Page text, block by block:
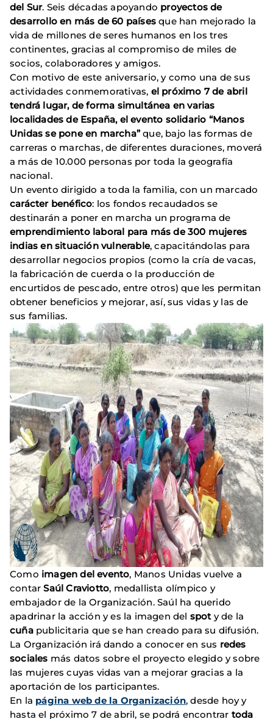
del Sur. Seis décadas apoyando proyectos de
desarrollo en más de 60 países que han mejorado la
vida de millones de seres humanos en los tres
continentes, gracias al compromiso de miles de
socios, colaboradores y amigos.
Con motivo de este aniversario, y como una de sus
actividades conmemorativas, el próximo 7 de abril
tendrá lugar, de forma simultánea en varias
localidades de España, el evento solidario “Manos
Unidas se pone en marcha”que, bajo las formas de
carreras o marchas, de diferentes duraciones, moverá
a más de 10.000 personas por toda la geografía
nacional.
Un evento dirigido a toda la familia, con un marcado
carácter benéfico: los fondos recaudados se
destinarán a poner en marcha un programa de
emprendimiento laboral para más de 300 mujeres
indias en situación vulnerable, capacitándolas para
desarrollar negocios propios (como la cría de vacas,
la fabricación de cuerda o la producción de
encurtidos de pescado, entre otros) que les permitan
obtener beneficios y mejorar, así, sus vidas y las de
sus familias.
Como imagen del evento, Manos Unidas vuelve a
contar Saúl Craviotto, medallista olímpico y
embajador de la Organización. Saúl ha querido
apadrinar la acción y es la imagen del spoty de la
cuñapublicitaria que se han creado para su difusión.
La Organización irá dando a conocer en sus redes
sociales más datos sobre el proyecto elegido y sobre
las mujeres cuyas vidas van a mejorar gracias a la
aportación de los participantes.
En la página web de la Organización, desde hoy y
hasta el próximo 7 de abril, se podrá encontrar toda